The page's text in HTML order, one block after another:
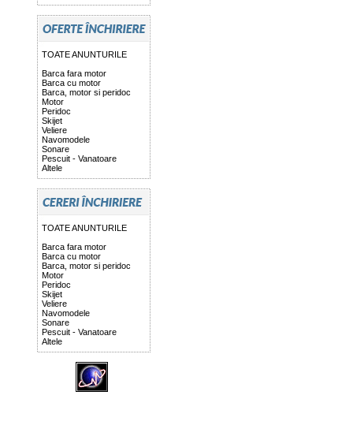
TOATE ANUNTURILE
Barca fara motor
Barca cu motor
Barca, motor si peridoc
Motor
Peridoc
Skijet
Veliere
Navomodele
Sonare
Pescuit - Vanatoare
Altele
TOATE ANUNTURILE
Barca fara motor
Barca cu motor
Barca, motor si peridoc
Motor
Peridoc
Skijet
Veliere
Navomodele
Sonare
Pescuit - Vanatoare
Altele